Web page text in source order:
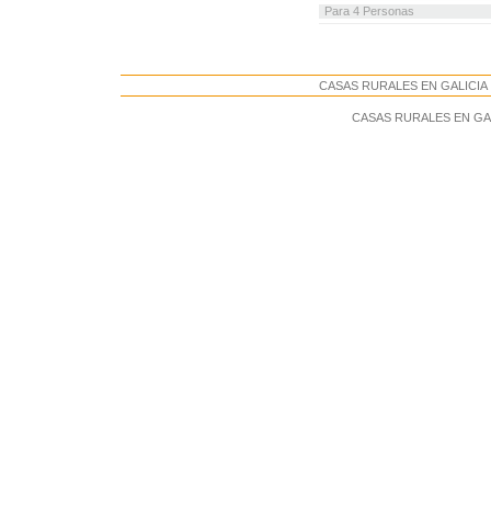
Para 4 Personas
CASAS RURALES EN
CASAS RURALES EN